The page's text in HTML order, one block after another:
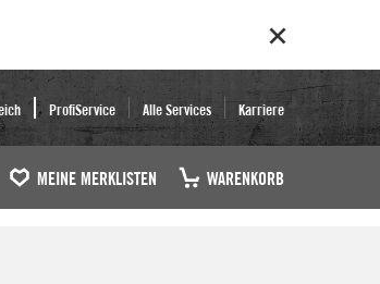
ProfiService Alle Services Karriere
MEINE MERKLISTEN WARENKORB